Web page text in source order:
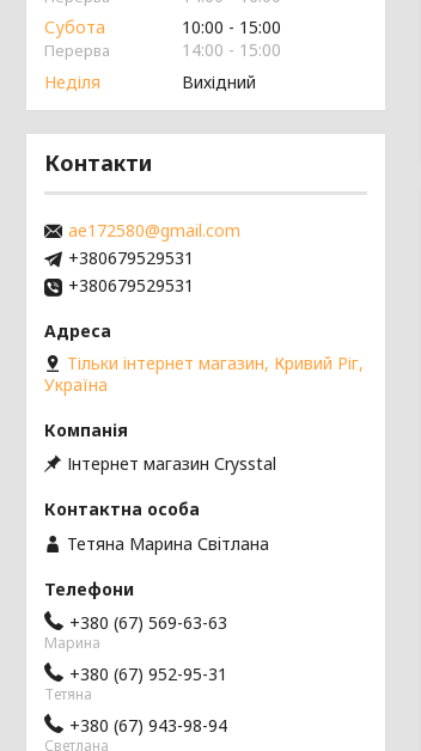
Субота
10:00
15:00
14:00
15:00
Неділя
Вихідний
Контакти
ae172580@gmail.com
+380679529531
+380679529531
Тільки інтернет магазин, Кривий Ріг,
Україна
Інтернет магазин Сrysstal
Тетяна Марина Свiтлана
+380 (67) 569-63-63
Марина
+380 (67) 952-95-31
Тетяна
+380 (67) 943-98-94
Светлана